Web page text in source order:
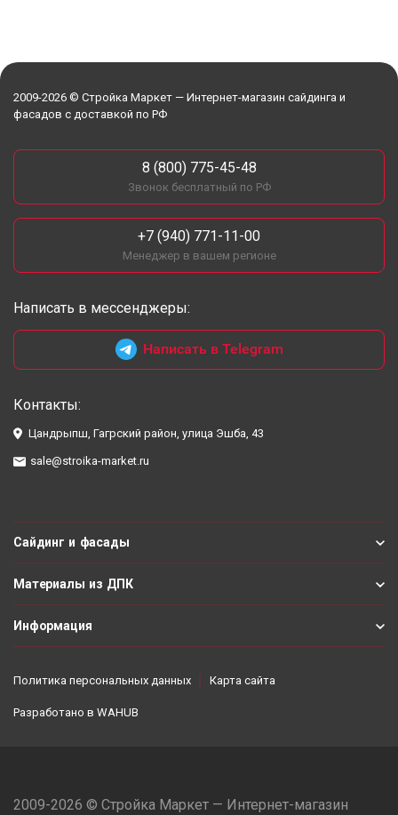
2009-2026 © Стройка Маркет — Интернет-магазин сайдинга и
фасадов с доставкой по РФ
8 (800) 775-45-48
Звонок бесплатный по РФ
+7 (940) 771-11-00
Менеджер в вашем регионе
Написать в мессенджеры:
Написать в Telegram
Контакты:
Цандрыпш, Гагрский район, улица Эшба, 43
sale@stroika-market.ru
Сайдинг и фасады
Материалы из ДПК
Информация
Политика персональных данных Карта сайта
Разработано в WAHUB
2009-2026 © Стройка Маркет — Интернет-магазин